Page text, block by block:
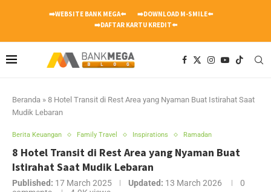
➡️WEBSITE BANK MEGA⬅️
➡️DOWNLOAD M-SMILE⬅️
➡️DAFTAR KARTU KREDIT⬅️
Beranda » 8 Hotel Transit di Rest Area yang Nyaman Buat Istirahat Saat
Mudik Lebaran
Berita Keuangan Family Travel Inspirations Ramadan
8 Hotel Transit di Rest Area yang Nyaman Buat
Istirahat Saat Mudik Lebaran
Published: 17 March 2025 Updated: 13 March 2026
0